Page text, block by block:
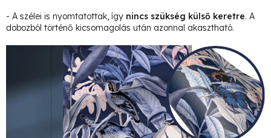
- A szélei is nyomtatottak, így nincs szükség külső keretre. A
dobozból történő kicsomagolás után azonnal akasztható.